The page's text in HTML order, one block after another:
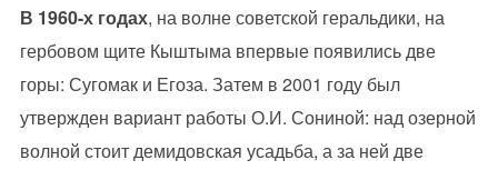
В 1960-х годах, на волне советской геральдики, на
гербовом щите Кыштыма впервые появились две
горы: Сугомак и Егоза. Затем в 2001 году был
утвержден вариант работы О.И. Сониной: над озерной
волной стоит демидовская усадьба, а за ней две